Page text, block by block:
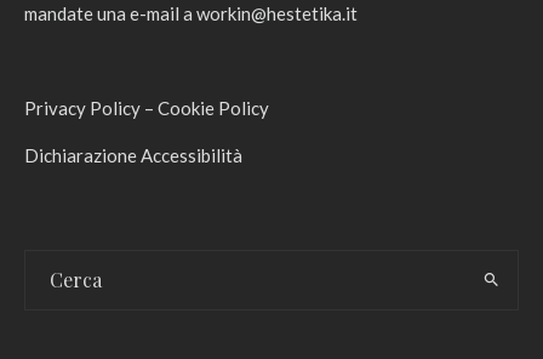
mandate una e-mail a workin@hestetika.it
Privacy Policy – Cookie Policy
Dichiarazione Accessibilità